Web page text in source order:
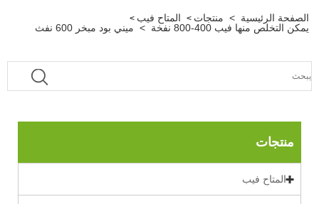
الصفحة الرئيسية > منتجات > المتاح فيب >
يمكن التخلص منها فيب 400-800 نفخة > ميني بود مبخر 600 نفث
منتجات
المتاح فيب